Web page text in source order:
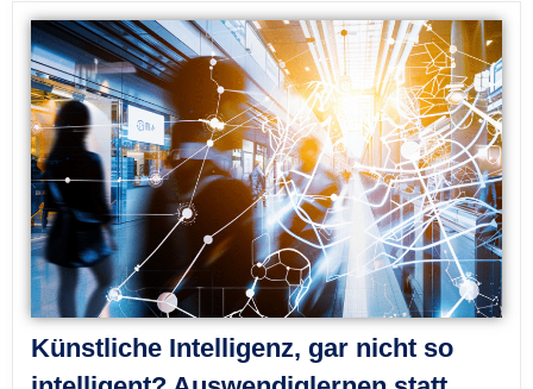
Künstliche Intelligenz, gar nicht so